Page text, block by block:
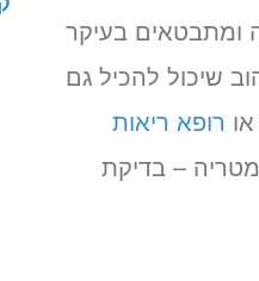
ומתבטאים בעיקר
שיכול להכיל גם
רופא ריאות
– בדיקת